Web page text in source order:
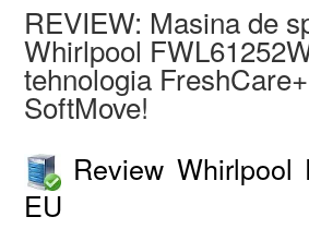
REVIEW: Masina de
Whirlpool
tehnologia
SoftMove!
Review Whirlpool
EU